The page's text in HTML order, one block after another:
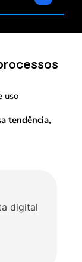
uso
tendência,
digital